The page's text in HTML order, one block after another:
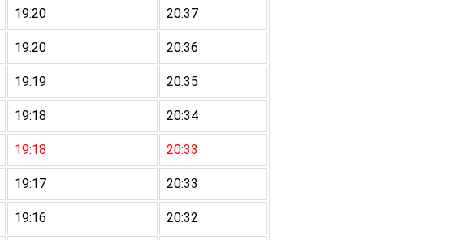
19:20 20:37
19:20 20:36
19:19 20:35
19:18 20:34
19:18 20:33
19:17 20:33
19:16 20:32